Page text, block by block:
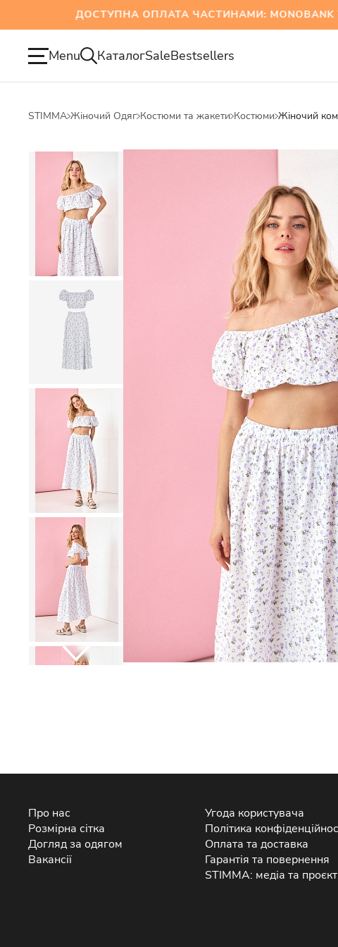
ДОСТУПНА ОПЛАТА ЧАСТИНАМИ: MONOBANK
Menu КаталогSaleBestsellers
STIMMA Жіночий Одяг Костюми та жакети Костюми Жіночий
Про нас
Розмірна сітка
Догляд за одягом
Вакансії
Угода користувача
Політика
Оплата та доставка
Гарантія та повернення
STIMMA: медіа та